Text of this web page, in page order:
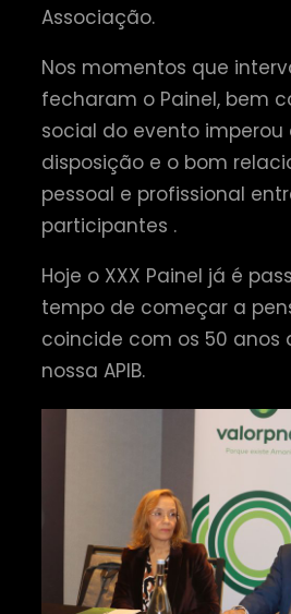
Associação.
Nos momentos que
fecharam o Painel, bem
social do evento imperou
disposição e o bom
pessoal e profissional
participantes .
Hoje o XXX Painel já é
tempo de começar a
coincide com os 50 anos
nossa APIB.